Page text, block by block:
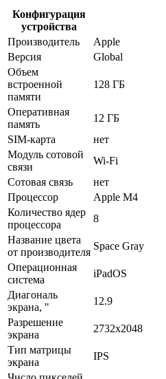
Конфигурация
устройства
Производитель
Apple
Версия
Global
Объем
встроенной
памяти
128 ГБ
Оперативная
память
12 ГБ
SIM-карта
нет
Модуль сотовой
связи
Wi-Fi
Сотовая связь
нет
Процессор
Apple M4
Количество ядер
процессора
8
Название цвета
от производителя
Space Gray
Операционная
система
iPadOS
Диагональ
экрана, "
12.9
Разрешение
экрана
2732x2048
Тип матрицы
экрана
IPS